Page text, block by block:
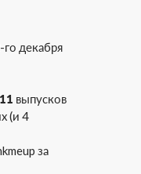
декабря
11 выпусков
(и 4
за